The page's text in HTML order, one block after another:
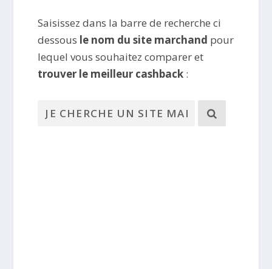
Saisissez dans la barre de recherche ci
dessous le nom du site marchand pour
lequel vous souhaitez comparer et
trouver le meilleur cashback :